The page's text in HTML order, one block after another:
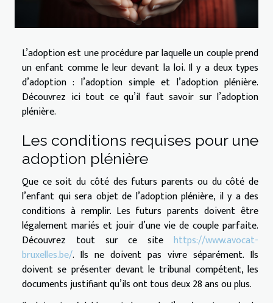
L’adoption est une procédure par laquelle un couple prend
un enfant comme le leur devant la loi. Il y a deux types
d’adoption : l’adoption simple et l’adoption plénière.
Découvrez ici tout ce qu’il faut savoir sur l’adoption
plénière.
Les conditions requises pour une
adoption plénière
Que ce soit du côté des futurs parents ou du côté de
l’enfant qui sera objet de l’adoption plénière, il y a des
conditions à remplir. Les futurs parents doivent être
légalement mariés et jouir d’une vie de couple parfaite.
Découvrez tout sur ce site https://www.avocat-
bruxelles.be/. Ils ne doivent pas vivre séparément. Ils
doivent se présenter devant le tribunal compétent, les
documents justifiant qu’ils ont tous deux 28 ans ou plus.